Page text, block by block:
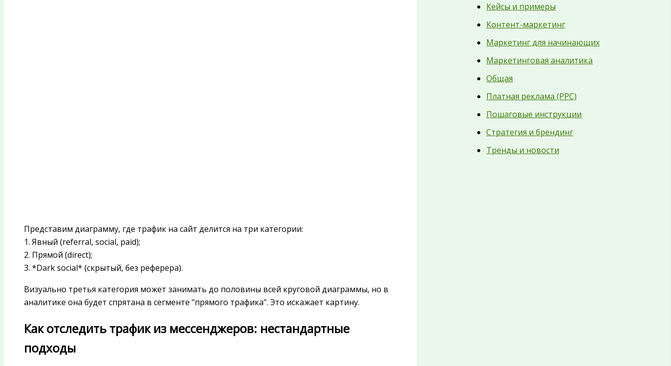
Представим диаграмму, где трафик на сайт делится на три категории:
1. Явный (referral, social, paid);
2. Прямой (direct);
3. *Dark social* (скрытый, без реферера).
Визуально третья категория может занимать до половины всей круговой диаграммы, но в
аналитике она будет спрятана в сегменте "прямого трафика". Это искажает картину.
Как отследить трафик из мессенджеров: нестандартные
подходы
Кейсы и примеры
Контент-маркетинг
Маркетинг для начинающих
Маркетинговая аналитика
Общая
Платная реклама (PPC)
Пошаговые инструкции
Стратегия и брендинг
Тренды и новости